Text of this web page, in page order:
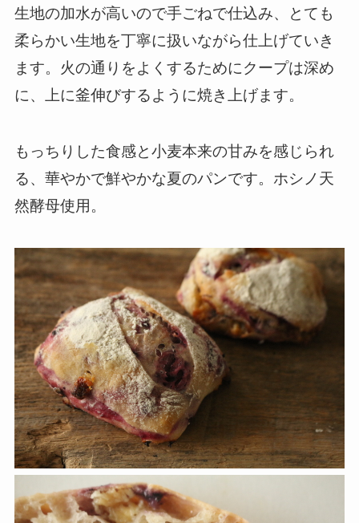
生地の加水が高いので手ごねで仕込み、とても
柔らかい生地を丁寧に扱いながら仕上げていき
ます。火の通りをよくするためにクープは深め
に、上に釜伸びするように焼き上げます。
もっちりした食感と小麦本来の甘みを感じられ
る、華やかで鮮やかな夏のパンです。ホシノ天
然酵母使用。